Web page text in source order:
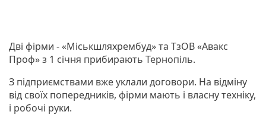
Дві фірми - «Міськшляхрембуд» та ТзОВ «Авакс
Проф» з 1 січня прибирають Тернопіль.
З підприємствами вже уклали договори. На відміну
від своїх попередників, фірми мають і власну техніку,
і робочі руки.